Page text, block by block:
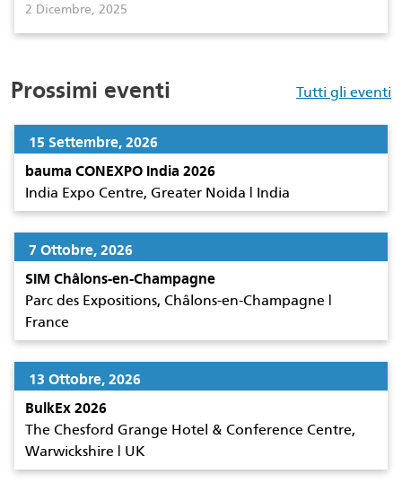
2 Dicembre, 2025
Prossimi eventi Tutti gli eventi
15 Settembre, 2026
bauma CONEXPO India 2026
India Expo Centre, Greater Noida | India
7 Ottobre, 2026
SIM Châlons-en-Champagne
Parc des Expositions, Châlons-en-Champagne |
France
13 Ottobre, 2026
BulkEx 2026
The Chesford Grange Hotel & Conference Centre,
Warwickshire | UK